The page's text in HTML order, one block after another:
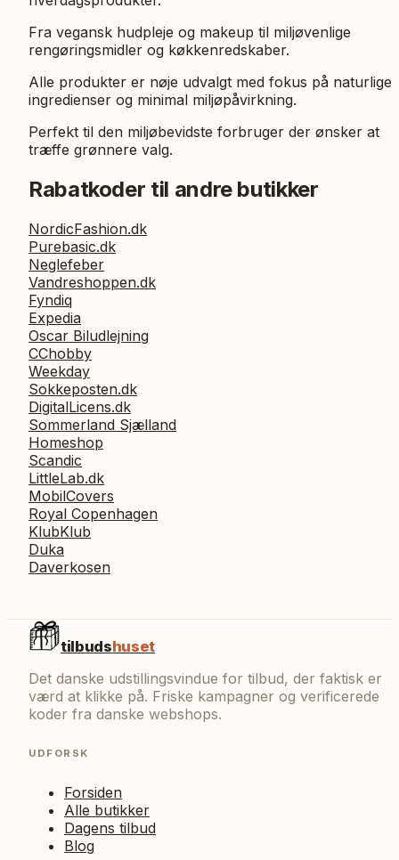
Fra vegansk hudpleje og makeup til miljøvenlige
rengøringsmidler og køkkenredskaber.
Alle produkter er nøje udvalgt med fokus på naturlige
ingredienser og minimal miljøpåvirkning.
Perfekt til den miljøbevidste forbruger der ønsker at
træffe grønnere valg.
Rabatkoder til andre butikker
NordicFashion.dk
Purebasic.dk
Neglefeber
Vandreshoppen.dk
Fyndiq
Expedia
Oscar Biludlejning
CChobby
Weekday
Sokkeposten.dk
DigitalLicens.dk
Sommerland Sjælland
Homeshop
Scandic
LittleLab.dk
MobilCovers
Royal Copenhagen
KlubKlub
Duka
Daverkosen
tilbudshuset
Det danske udstillingsvindue for tilbud, der faktisk er
værd at klikke på. Friske kampagner og verificerede
koder fra danske webshops.
UDFORSK
Forsiden
Alle butikker
Dagens tilbud
Blog